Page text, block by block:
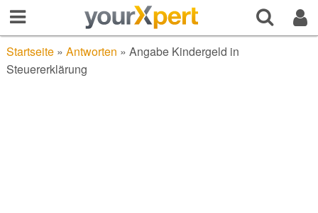
Startseite» Antworten » Angabe Kindergeld in
Steuererklärung